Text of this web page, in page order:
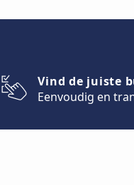
Vind de juiste
Eenvoudig en